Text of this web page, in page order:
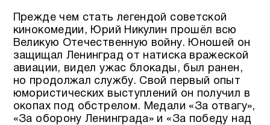
Прежде чем стать легендой советской
кинокомедии, Юрий Никулин прошёл всю
Великую Отечественную войну. Юношей он
защищал Ленинград от натиска вражеской
авиации, видел ужас блокады, был ранен,
но продолжал службу. Свой первый опыт
юмористических выступлений он получил в
окопах под обстрелом. Медали «За отвагу»,
«За оборону Ленинграда» и «За победу над